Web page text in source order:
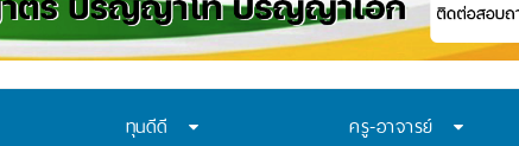
ทุนดีดี ครู-อาจารย์